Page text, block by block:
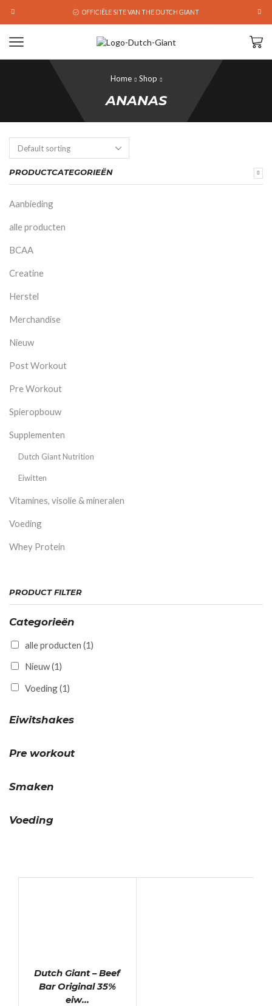
OFFICIËLE SITE VAN THE DUTCH GIANT
Home Shop
ANANAS
PRODUCTCATEGORIEËN
Aanbieding
alle producten
BCAA
Creatine
Herstel
Merchandise
Nieuw
Post Workout
Pre Workout
Spieropbouw
Supplementen
Dutch Giant Nutrition
Eiwitten
Vitamines, visolie & mineralen
Voeding
Whey Protein
PRODUCT FILTER
Categorieën
alle producten (1)
Nieuw(1)
Voeding(1)
Eiwitshakes
Pre workout
Smaken
Voeding
Dutch Giant – Beef
Bar Original 35%
eiw...